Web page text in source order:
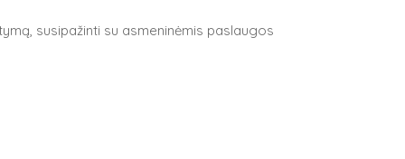
susipažinti su asmeninėmis paslaugos